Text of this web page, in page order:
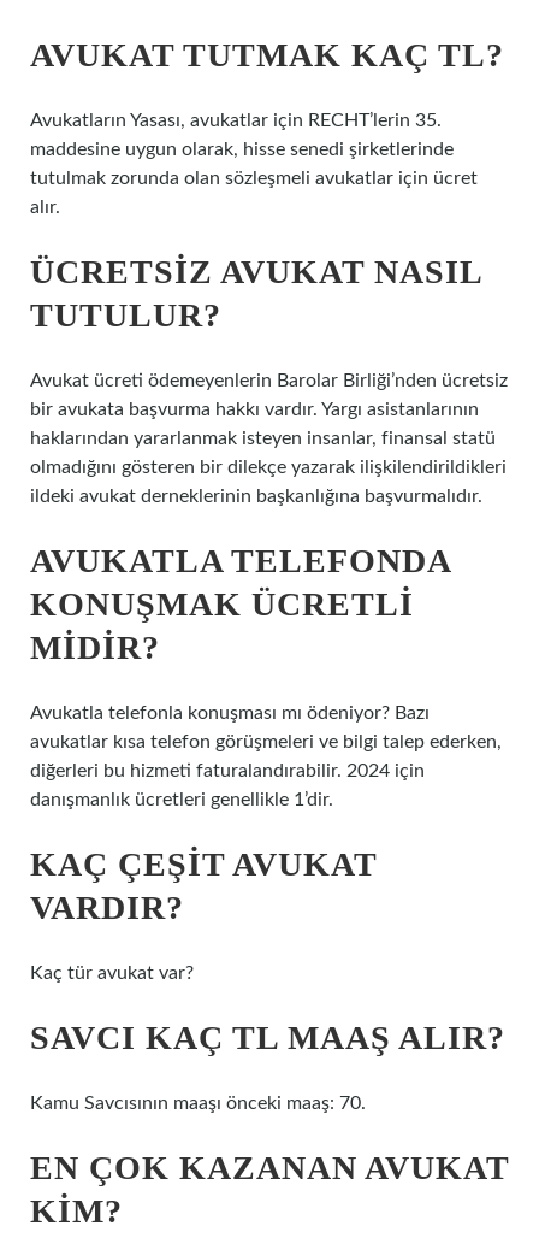
AVUKAT TUTMAK KAÇ TL?
Avukatların Yasası, avukatlar için RECHT’lerin 35.
maddesine uygun olarak, hisse senedi şirketlerinde
tutulmak zorunda olan sözleşmeli avukatlar için ücret
alır.
ÜCRETSIZ AVUKAT NASIL
TUTULUR?
Avukat ücreti ödemeyenlerin Barolar Birliği’nden ücretsiz
bir avukata başvurma hakkı vardır. Yargı asistanlarının
haklarından yararlanmak isteyen insanlar, finansal statü
olmadığını gösteren bir dilekçe yazarak ilişkilendirildikleri
ildeki avukat derneklerinin başkanlığına başvurmalıdır.
AVUKATLA TELEFONDA
KONUŞMAK ÜCRETLI
MIDIR?
Avukatla telefonla konuşması mı ödeniyor? Bazı
avukatlar kısa telefon görüşmeleri ve bilgi talep ederken,
diğerleri bu hizmeti faturalandırabilir. 2024 için
danışmanlık ücretleri genellikle 1’dir.
KAÇ ÇEŞIT AVUKAT
VARDIR?
Kaç tür avukat var?
SAVCI KAÇ TL MAAŞ ALIR?
Kamu Savcısının maaşı önceki maaş: 70.
EN ÇOK KAZANAN AVUKAT
KIM?